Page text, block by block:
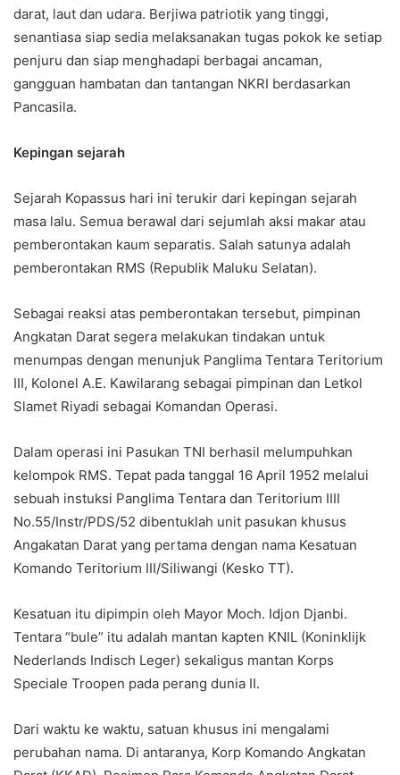
darat, laut dan udara. Berjiwa patriotik yang tinggi,
senantiasa siap sedia melaksanakan tugas pokok ke setiap
penjuru dan siap menghadapi berbagai ancaman,
gangguan hambatan dan tantangan NKRI berdasarkan
Pancasila.
Kepingan sejarah
Sejarah Kopassus hari ini terukir dari kepingan sejarah
masa lalu. Semua berawal dari sejumlah aksi makar atau
pemberontakan kaum separatis. Salah satunya adalah
pemberontakan RMS (Republik Maluku Selatan).
Sebagai reaksi atas pemberontakan tersebut, pimpinan
Angkatan Darat segera melakukan tindakan untuk
menumpas dengan menunjuk Panglima Tentara Teritorium
III, Kolonel A.E. Kawilarang sebagai pimpinan dan Letkol
Slamet Riyadi sebagai Komandan Operasi.
Dalam operasi ini Pasukan TNI berhasil melumpuhkan
kelompok RMS. Tepat pada tanggal 16 April 1952 melalui
sebuah instuksi Panglima Tentara dan Teritorium IIII
No.55/Instr/PDS/52 dibentuklah unit pasukan khusus
Angakatan Darat yang pertama dengan nama Kesatuan
Komando Teritorium III/Siliwangi (Kesko TT).
Kesatuan itu dipimpin oleh Mayor Moch. Idjon Djanbi.
Tentara “bule” itu adalah mantan kapten KNIL (Koninklijk
Nederlands Indisch Leger) sekaligus mantan Korps
Speciale Troopen pada perang dunia II.
Dari waktu ke waktu, satuan khusus ini mengalami
perubahan nama. Di antaranya, Korp Komando Angkatan